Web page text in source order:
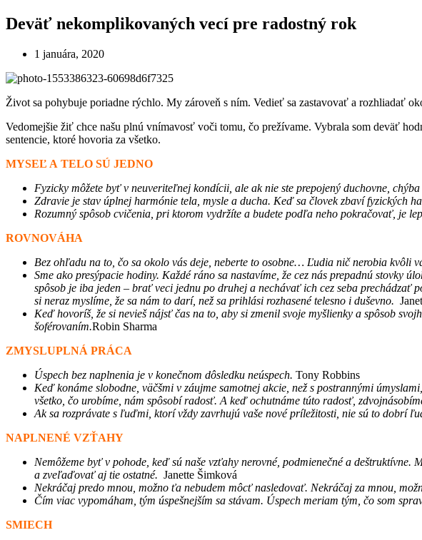
Deväť nekomplikovaných vecí pre radostný rok
1 januára, 2020
Život sa pohybuje poriadne rýchlo. My zároveň s ním. Vedieť sa zastavovať a rozhliadať
Vedomejšie žiť chce našu plnú vnímavosť voči tomu, čo prežívame. Vybrala som deväť
sentencie, ktoré hovoria za všetko.
MYSEĽ A TELO SÚ JEDNO
Fyzicky môžete byť v neuveriteľnej kondícii, ale ak nie ste prepojený duchovne,
Zdravie je stav úplnej harmónie tela, mysle a ducha. Keď sa človek zbaví fyzických
Rozumný spôsob cvičenia, pri ktorom vydržíte a budete podľa neho pokračovať, je
ROVNOVÁHA
Bez ohľadu na to, čo sa okolo vás deje, neberte to osobne… Ľudia nič nerobia kvôli
Sme ako presýpacie hodiny. Každé ráno sa nastavíme, že cez nás prepadnú stovky
spôsob je iba jeden – brať veci jednu po druhej a nechávať ich cez seba
si neraz myslíme, že sa nám to darí, než sa prihlási rozhasené telesno i duševno.
Keď hovoríš, že si nevieš nájsť čas na to, aby si zmenil svoje myšlienky a spôsob
šoférovaním.Robin Sharma
ZMYSLUPLNÁ PRÁCA
Úspech bez naplnenia je v konečnom dôsledku neúspech. Tony Robbins
Keď konáme slobodne, väčšmi v záujme samotnej akcie, než s postrannými
všetko, čo urobíme, nám spôsobí radosť. A keď ochutnáme túto radosť,
Ak sa rozprávate s ľuďmi, ktorí vždy zavrhujú vaše nové príležitosti, nie sú to dobrí
NAPLNENÉ VZŤAHY
Nemôžeme byť v pohode, keď sú naše vzťahy nerovné, podmienečné a
a zveľaďovať aj tie ostatné. Janette Šimková
Nekráčaj predo mnou, možno ťa nebudem môcť nasledovať. Nekráčaj za mnou,
Čím viac vypomáham, tým úspešnejším sa stávam. Úspech meriam tým, čo som
SMIECH